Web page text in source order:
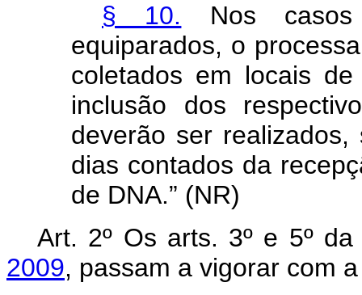
§ 10. Nos
equiparados, o
coletados em locais
inclusão dos
deverão ser
dias contados da
de DNA.” (NR)
Art. 2º Os arts. 3º e 5º
2009, passam a vigorar com